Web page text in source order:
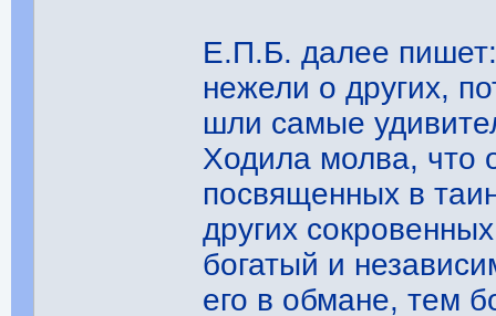
Е.П.Б. далее
нежели о других,
шли самые
Ходила молва, что
посвященных в
других
богатый и
его в обмане, тем